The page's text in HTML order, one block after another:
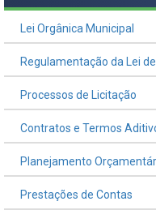
Lei Orgânica Municipal
Regulamentação da Lei
Processos de Licitação
Contratos e Termos
Planejamento
Prestações de Contas